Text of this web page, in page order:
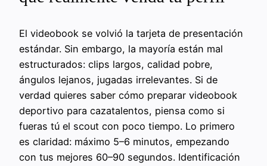
El videobook se volvió la tarjeta de presentación
estándar. Sin embargo, la mayoría están mal
estructurados: clips largos, calidad pobre,
ángulos lejanos, jugadas irrelevantes. Si de
verdad quieres saber cómo preparar videobook
deportivo para cazatalentos, piensa como si
fueras tú el scout con poco tiempo. Lo primero
es claridad: máximo 5–6 minutos, empezando
con tus mejores 60–90 segundos. Identificación